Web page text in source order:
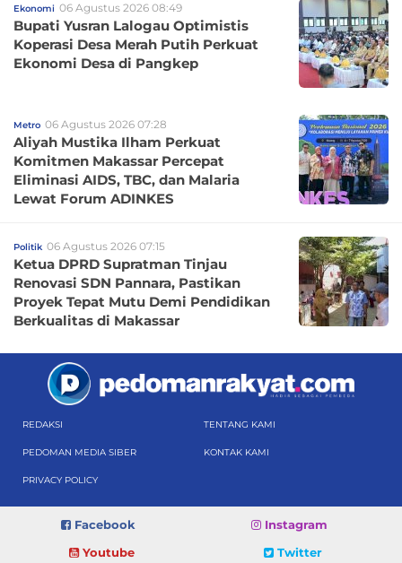
Ekonomi 06 Agustus 2026 08:49
Bupati Yusran Lalogau Optimistis
Koperasi Desa Merah Putih Perkuat
Ekonomi Desa di Pangkep
Metro 06 Agustus 2026 07:28
Aliyah Mustika Ilham Perkuat
Komitmen Makassar Percepat
Eliminasi AIDS, TBC, dan Malaria
Lewat Forum ADINKES
Politik 06 Agustus 2026 07:15
Ketua DPRD Supratman Tinjau
Renovasi SDN Pannara, Pastikan
Proyek Tepat Mutu Demi Pendidikan
Berkualitas di Makassar
REDAKSI TENTANG KAMI
PEDOMAN MEDIA SIBER KONTAK KAMI
PRIVACY POLICY
Facebook
Instagram
Youtube
Twitter